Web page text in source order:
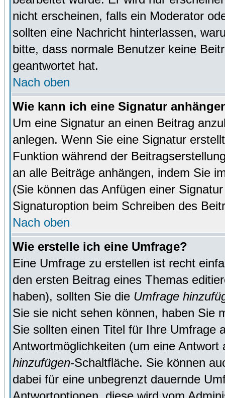
nicht erscheinen, falls ein Moderator
sollten eine Nachricht hinterlassen,
bitte, dass normale Benutzer keine
geantwortet hat.
Nach oben
Wie kann ich eine Signatur
Um eine Signatur an einen Beitrag
anlegen. Wenn Sie eine Signatur
Funktion während der
an alle Beiträge anhängen, indem Sie
(Sie können das Anfügen einer
Signaturoption beim Schreiben des
Nach oben
Wie erstelle ich eine Umfrage?
Eine Umfrage zu erstellen ist recht
den ersten Beitrag eines Themas
haben), sollten Sie die Umfrage
Sie sie nicht sehen können, haben Sie
Sie sollten einen Titel für Ihre Umfrage
Antwortmöglichkeiten (um eine
hinzufügen-Schaltfläche. Sie können
dabei für eine unbegrenzt dauernde